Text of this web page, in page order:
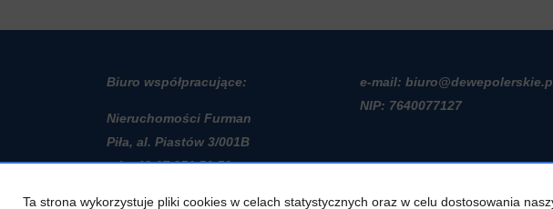
Biuro współpracujące:
Nieruchomości Furman
Piła, al. Piastów 3/001B
tel. +48 67 351 50 50
e-mail:
NIP: 7640077127
Ta strona wykorzystuje pliki cookies w celach statystycznych oraz w celu dostosowania